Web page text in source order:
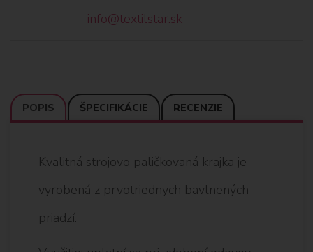
info@textilstar.sk
POPIS ŠPECIFIKÁCIE RECENZIE
Kvalitná strojovo paličkovaná krajka je
vyrobená z prvotriednych bavlnených
priadzí.